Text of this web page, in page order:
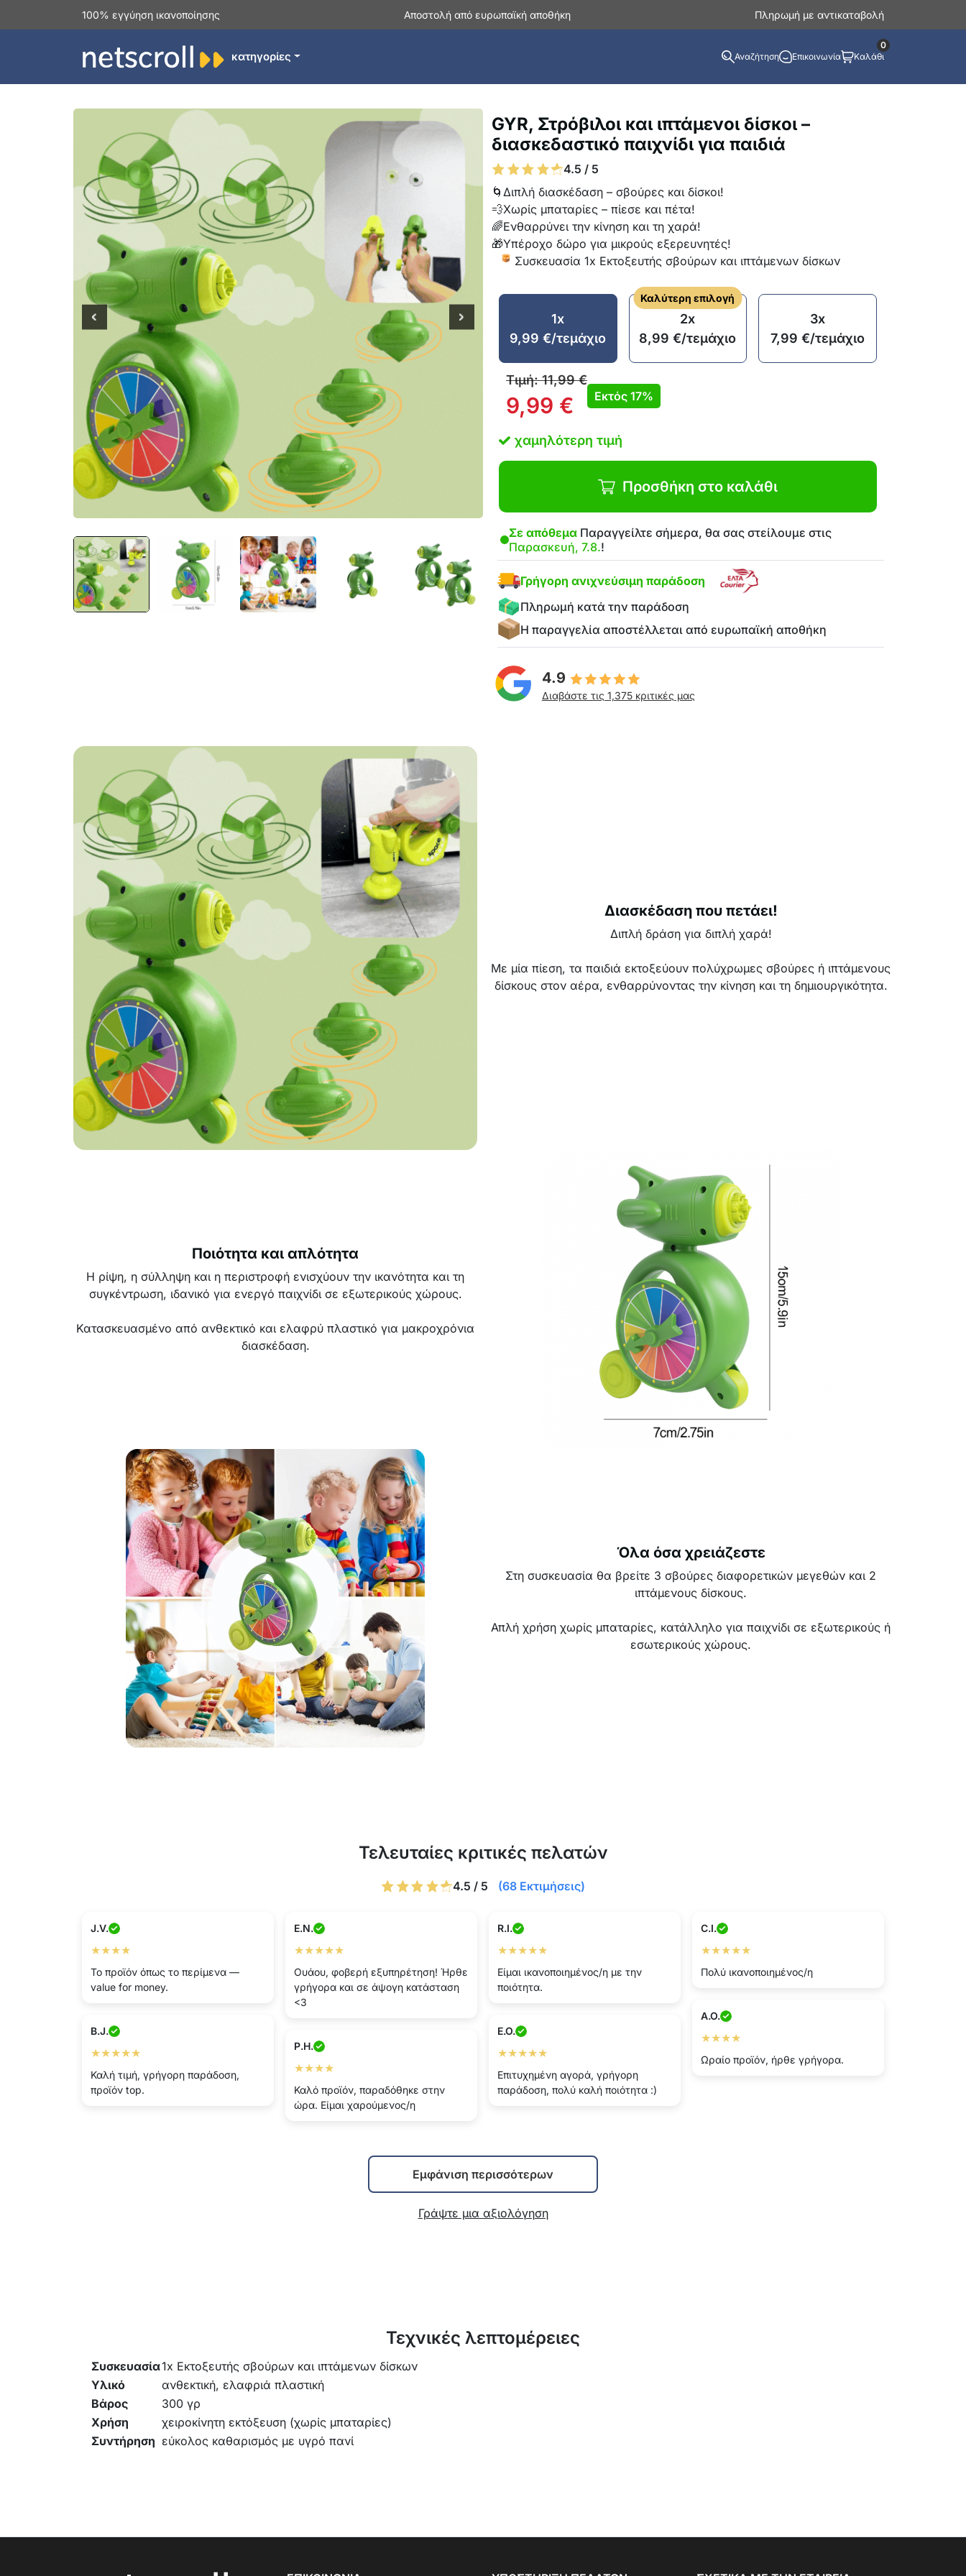
100% εγγύηση ικανοποίησης Αποστολή από ευρωπαϊκή αποθήκη Πληρωμή με αντικαταβολή
κατηγορίες Αναζήτηση Επικοινωνία Καλάθι
0
GYR, Στρόβιλοι και ιπτάμενοι δίσκοι –
διασκεδαστικό παιχνίδι για παιδιά
4.5 / 5
🌀Διπλή διασκέδαση – σβούρες και δίσκοι!
💨Χωρίς μπαταρίες – πίεσε και πέτα!
🌈Ενθαρρύνει την κίνηση και τη χαρά!
🎁Υπέροχο δώρο για μικρούς εξερευνητές!
Συσκευασία 1x Εκτοξευτής σβούρων και ιπτάμενων δίσκων
1x
9,99€/τεμάχιο
Καλύτερη επιλογή
2x
8,99€/τεμάχιο
3x
7,99€/τεμάχιο
Τιμή:11,99€
9,99 € Εκτός 17%
χαμηλότερη τιμή
Προσθήκη στο καλάθι
Σε απόθεμα Παραγγείλτε σήμερα, θα σας στείλουμε στις
Παρασκευή, 7.8.!
Γρήγορη ανιχνεύσιμη παράδοση
Πληρωμή κατά την παράδοση
Η παραγγελία αποστέλλεται από ευρωπαϊκή αποθήκη
4.9
Διαβάστε τις 1,375 κριτικές μας
Διασκέδαση που πετάει!
Διπλή δράση για διπλή χαρά!
Με μία πίεση, τα παιδιά εκτοξεύουν πολύχρωμες σβούρες ή ιπτάμενους
δίσκους στον αέρα, ενθαρρύνοντας την κίνηση και τη δημιουργικότητα.
Ποιότητα και απλότητα
Η ρίψη, η σύλληψη και η περιστροφή ενισχύουν την ικανότητα και τη
συγκέντρωση, ιδανικό για ενεργό παιχνίδι σε εξωτερικούς χώρους.
Κατασκευασμένο από ανθεκτικό και ελαφρύ πλαστικό για μακροχρόνια
διασκέδαση.
Όλα όσα χρειάζεστε
Στη συσκευασία θα βρείτε 3 σβούρες διαφορετικών μεγεθών και 2
ιπτάμενους δίσκους.
Απλή χρήση χωρίς μπαταρίες, κατάλληλο για παιχνίδι σε εξωτερικούς ή
εσωτερικούς χώρους.
Τελευταίες κριτικές πελατών
4.5 / 5 (68 Εκτιμήσεις)
J.V.
★★★★
Το προϊόν όπως το περίμενα —
value for money.
E.N.
★★★★★
Ουάου, φοβερή εξυπηρέτηση! Ήρθε
γρήγορα και σε άψογη κατάσταση
<3
R.I.
★★★★★
Είμαι ικανοποιημένος/η με την
ποιότητα.
C.I.
★★★★★
Πολύ ικανοποιημένος/η
A.O.
★★★★
Ωραίο προϊόν, ήρθε γρήγορα.
B.J.
★★★★★
Καλή τιμή, γρήγορη παράδοση,
προϊόν top.
E.O.
★★★★★
Επιτυχημένη αγορά, γρήγορη
παράδοση, πολύ καλή ποιότητα :)
P.H.
★★★★
Καλό προϊόν, παραδόθηκε στην
ώρα. Είμαι χαρούμενος/η
Εμφάνιση περισσότερων
Γράψτε μια αξιολόγηση
Τεχνικές λεπτομέρειες
Συσκευασία1x Εκτοξευτής σβούρων και ιπτάμενων δίσκων
Υλικό
ανθεκτική, ελαφριά πλαστική
Βάρος
300 γρ
Χρήση
χειροκίνητη εκτόξευση (χωρίς μπαταρίες)
Συντήρηση εύκολος καθαρισμός με υγρό πανί